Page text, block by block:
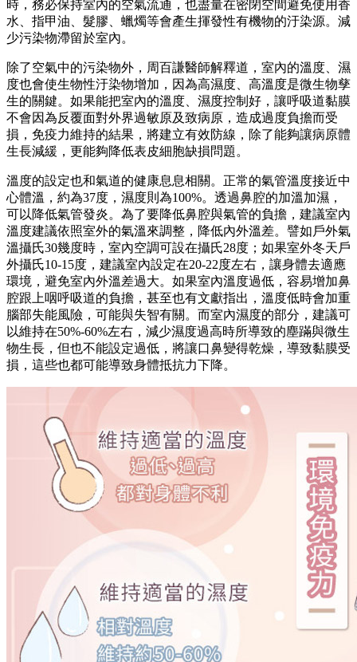
時，務必保持室內的空氣流通，也盡量在密閉空間避免使用香
水、指甲油、髮膠、蠟燭等會產生揮發性有機物的汙染源。減
少污染物滯留於室內。
除了空氣中的污染物外，周百謙醫師解釋道，室內的溫度、濕
度也會使生物性汙染物增加，因為高濕度、高溫度是微生物孳
生的關鍵。如果能把室內的溫度、濕度控制好，讓呼吸道黏膜
不會因為反覆面對外界過敏原及致病原，造成過度負擔而受
損，免疫力維持的結果，將建立有效防線，除了能夠讓病原體
生長減緩，更能夠降低表皮細胞缺損問題。
溫度的設定也和氣道的健康息息相關。正常的氣管溫度接近中
心體溫，約為37度，濕度則為100%。透過鼻腔的加溫加濕，
可以降低氣管發炎。為了要降低鼻腔與氣管的負擔，建議室內
溫度建議依照室外的氣溫來調整，降低內外溫差。譬如戶外氣
溫攝氏30幾度時，室內空調可設在攝氏28度；如果室外冬天戶
外攝氏10-15度，建議室內設定在20-22度左右，讓身體去適應
環境，避免室內外溫差過大。如果室內溫度過低，容易增加鼻
腔跟上咽呼吸道的負擔，甚至也有文獻指出，溫度低時會加重
腦部失能風險，可能與失智有關。而室內濕度的部分，建議可
以維持在50%-60%左右，減少濕度過高時所導致的塵蹣與微生
物生長，但也不能設定過低，將讓口鼻變得乾燥，導致黏膜受
損，這些也都可能導致身體抵抗力下降。